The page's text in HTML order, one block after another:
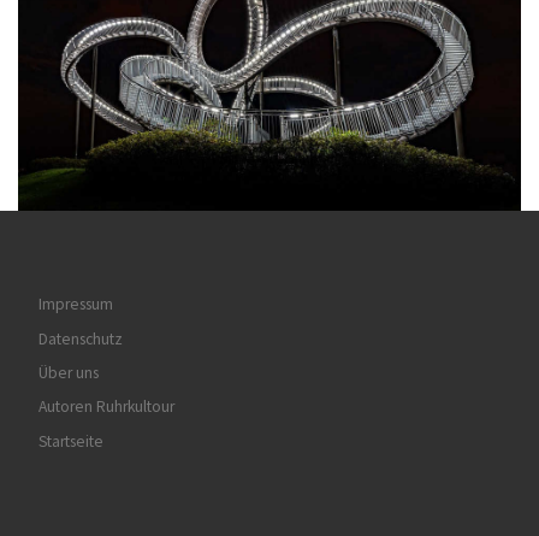
Impressum
Datenschutz
Über uns
Autoren Ruhrkultour
Startseite